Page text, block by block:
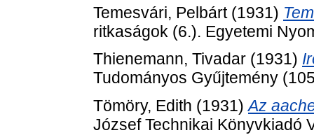
Temesvári, Pelbárt(1931)
ritkaságok (6.). Egyetemi
Thienemann, Tivadar (1931)
Tudományos Gyűjtemény
Tömöry, Edith (1931)Az
József Technikai Könyvkiadó